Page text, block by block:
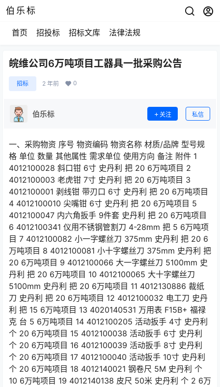
伯乐标
首页 招投标 招标文库 法律法规
皖维公司6万吨项目工器具一批采购公告
招标 2 年前 0
伯乐标 关注 私信
一、采购物资 序号 物资编码 物资名称 材质/品牌 型号规
格 单位 数量 其他属性 需求单位 使用方向 备注 附件 1
4012100028 斜口钳 6寸 史丹利 把 20 6万吨项目 2
4012100003 老虎钳 7寸 史丹利 把 20 6万吨项目 3
4012100001 剥线钳 带刃口 6寸 史丹利 把 20 6万吨项目
4 4012100010 尖嘴钳 6寸 史丹利 把 20 6万吨项目 5
4012100047 内六角扳手 9件套 史丹利 把 20 6万吨项目
6 4012100341 仪用不锈钢管割刀 4-28mm 把 5 6万吨项
目 7 4012100082 小一字螺丝刀 375mm 史丹利 把 20 6
万吨项目 8 4012100081 小十字螺丝刀 375mm 史丹利 把
20 6万吨项目 9 4012100066 大一字螺丝刀 5100mm 史
丹利 把 20 6万吨项目 10 4012100065 大十字螺丝刀
5100mm 史丹利 把 20 6万吨项目 11 4012130886 裁纸
刀 史丹利 把 20 6万吨项目 12 4012100032 电工刀 史丹
利 把 15 6万吨项目 13 4020140531 万用表 F15B+ 福禄
克 台 5 6万吨项目 14 4012100205 活动扳手 4寸 史丹利
个 20 6万吨项目 15 4012100038 活动扳手 6寸 史丹利
个 20 6万吨项目 16 4012100039 活动扳手 8寸 史丹利
个 20 6万吨项目 17 4012100040 活动扳手 10寸 史丹利
个 20 6万吨项目 18 4012140021 钢卷尺 5M 史丹利 个
10 6万吨项目 19 4012140138 皮尺 50米 史丹利 个 2 6万